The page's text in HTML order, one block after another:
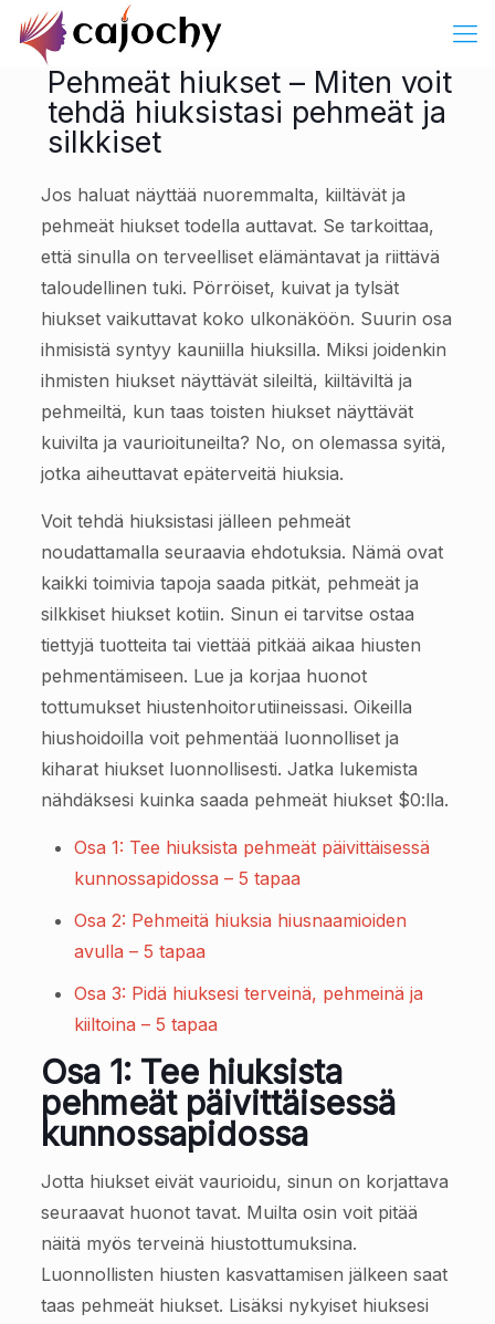
Pehmeät hiukset – Miten voit
tehdä hiuksistasi pehmeät ja
silkkiset
Jos haluat näyttää nuoremmalta, kiiltävät ja
pehmeät hiukset todella auttavat. Se tarkoittaa,
että sinulla on terveelliset elämäntavat ja riittävä
taloudellinen tuki. Pörröiset, kuivat ja tylsät
hiukset vaikuttavat koko ulkonäköön. Suurin osa
ihmisistä syntyy kauniilla hiuksilla. Miksi joidenkin
ihmisten hiukset näyttävät sileiltä, kiiltäviltä ja
pehmeiltä, kun taas toisten hiukset näyttävät
kuivilta ja vaurioituneilta? No, on olemassa syitä,
jotka aiheuttavat epäterveitä hiuksia.
Voit tehdä hiuksistasi jälleen pehmeät
noudattamalla seuraavia ehdotuksia. Nämä ovat
kaikki toimivia tapoja saada pitkät, pehmeät ja
silkkiset hiukset kotiin. Sinun ei tarvitse ostaa
tiettyjä tuotteita tai viettää pitkää aikaa hiusten
pehmentämiseen. Lue ja korjaa huonot
tottumukset hiustenhoitorutiineissasi. Oikeilla
hiushoidoilla voit pehmentää luonnolliset ja
kiharat hiukset luonnollisesti. Jatka lukemista
nähdäksesi kuinka saada pehmeät hiukset $0:lla.
Osa 1: Tee hiuksista pehmeät päivittäisessä
kunnossapidossa – 5 tapaa
Osa 2: Pehmeitä hiuksia hiusnaamioiden
avulla – 5 tapaa
Osa 3: Pidä hiuksesi terveinä, pehmeinä ja
kiiltoina – 5 tapaa
Osa 1: Tee hiuksista
pehmeät päivittäisessä
kunnossapidossa
Jotta hiukset eivät vaurioidu, sinun on korjattava
seuraavat huonot tavat. Muilta osin voit pitää
näitä myös terveinä hiustottumuksina.
Luonnollisten hiusten kasvattamisen jälkeen saat
taas pehmeät hiukset. Lisäksi nykyiset hiuksesi